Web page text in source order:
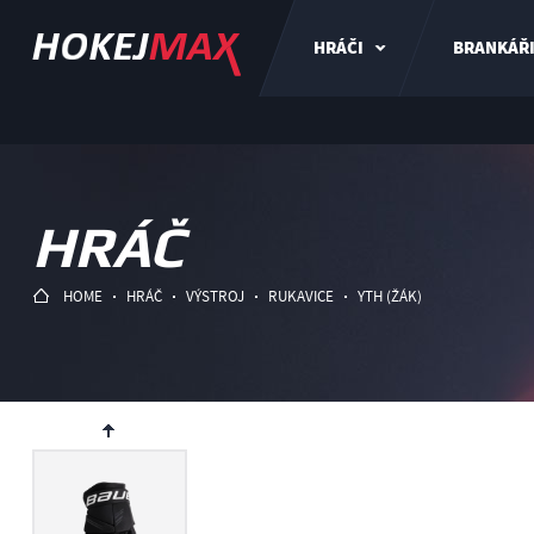
HRÁČI
HRÁČ
HOME HRÁČ VÝSTROJ RUKAVICE YTH (ŽÁK)